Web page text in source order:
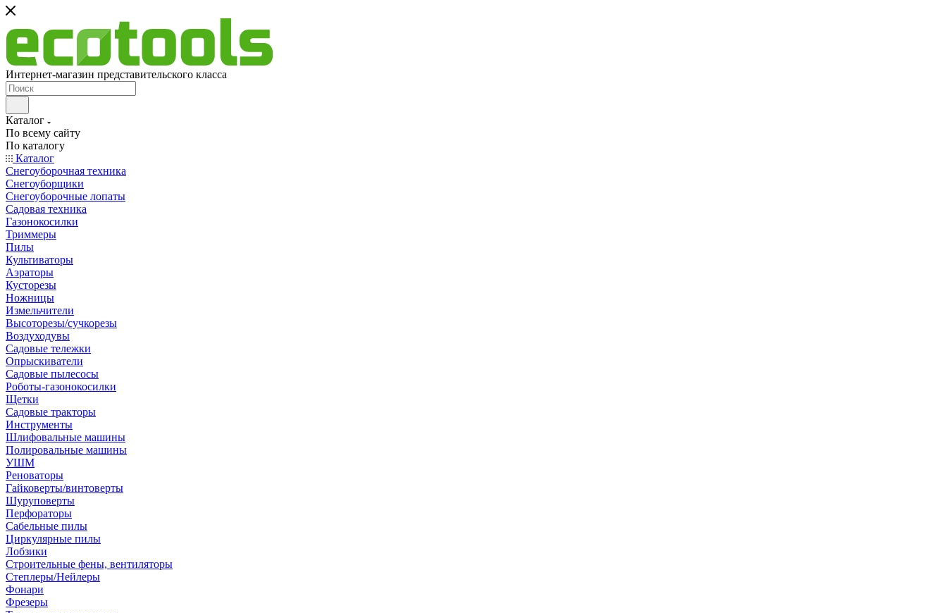
Интернет-магазин представительского класса
Каталог
По всему сайту
По каталогу
Каталог
Снегоуборочная техника
Снегоуборщики
Снегоуборочные лопаты
Садовая техника
Газонокосилки
Триммеры
Пилы
Культиваторы
Аэраторы
Кусторезы
Ножницы
Измельчители
Высоторезы/сучкорезы
Воздуходувы
Садовые тележки
Опрыскиватели
Садовые пылесосы
Роботы-газонокосилки
Щетки
Садовые тракторы
Инструменты
Шлифовальные машины
Полировальные машины
УШМ
Реноваторы
Гайковерты/винтоверты
Шуруповерты
Перфораторы
Сабельные пилы
Циркулярные пилы
Лобзики
Строительные фены, вентиляторы
Степлеры/Нейлеры
Фонари
Фрезеры